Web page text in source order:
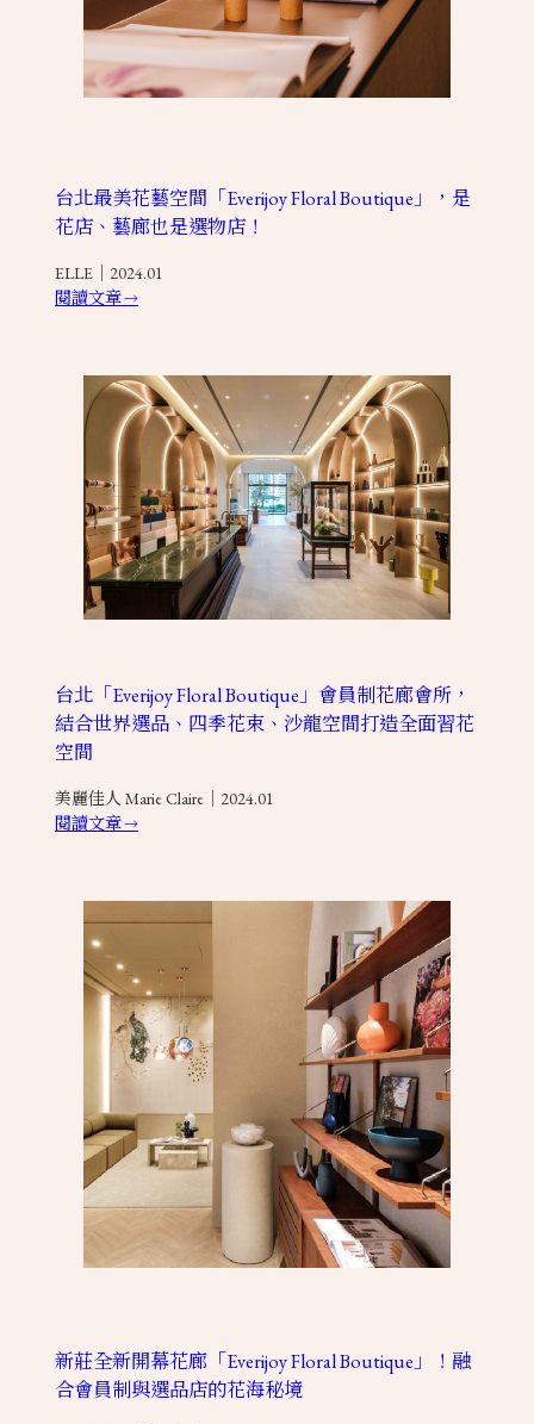
台北最美花藝空間「Everijoy Floral Boutique」，是
花店、藝廊也是選物店！
ELLE｜2024.01
閱讀文章→
台北「Everijoy Floral Boutique」會員制花廊會所，
結合世界選品、四季花束、沙龍空間打造全面習花
空間
美麗佳人 Marie Claire｜2024.01
閱讀文章→
新莊全新開幕花廊「Everijoy Floral Boutique」！融
合會員制與選品店的花海秘境